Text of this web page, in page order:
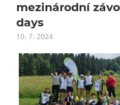
mezinárodní
days
10. 7. 2024